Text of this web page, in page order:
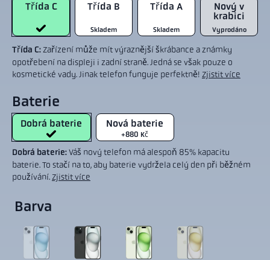
Třída C Třída B
Skladem
Třída A
Skladem
Nový v
krabici
Vyprodáno
Třída C: Zařízení může mít výraznější škrábance a známky
opotřebení na displeji i zadní straně. Jedná se však pouze o
kosmetické vady. Jinak telefon funguje perfektně! Zjistit více
Baterie
Dobrá baterie Nová baterie
+880 Kč
Dobrá baterie:Váš nový telefon má alespoň 85% kapacitu
baterie. To stačí na to, aby baterie vydržela celý den při běžném
používání. Zjistit více
Barva